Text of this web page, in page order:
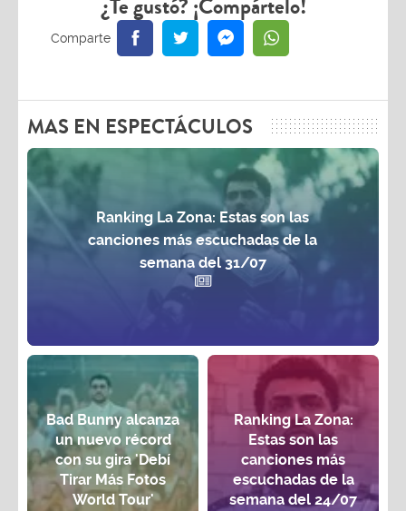
¿Te gustó? ¡Compártelo!
MAS EN ESPECTÁCULOS
Ranking La Zona: Estas son las
canciones más escuchadas de la
semana del 31/07
Bad Bunny alcanza
un nuevo récord
con su gira 'Debí
Tirar Más Fotos
World Tour'
Ranking La Zona:
Estas son las
canciones más
escuchadas de la
semana del 24/07